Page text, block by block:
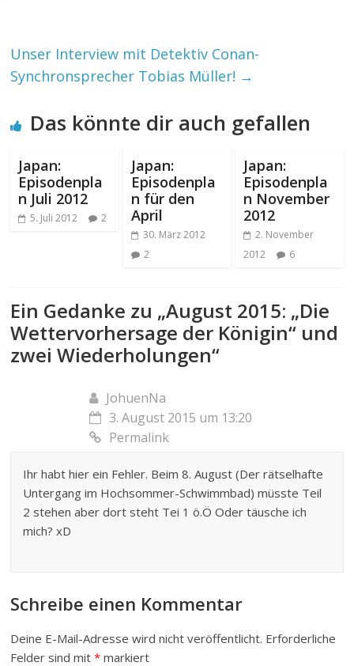
Unser Interview mit Detektiv Conan-
Synchronsprecher Tobias Müller! →
Das könnte dir auch gefallen
Japan:
Episodenpla
n Juli 2012
5. Juli 2012 2
Japan:
Episodenpla
n für den
April
30. März 2012
2
Japan:
Episodenpla
n November
2012
2. November
2012
6
Ein Gedanke zu „August 2015: „Die
Wettervorhersage der Königin“ und
zwei Wiederholungen“
JohuenNa
3. August 2015 um 13:20
Permalink
Ihr habt hier ein Fehler. Beim 8. August (Der rätselhafte
Untergang im Hochsommer-Schwimmbad) müsste Teil
2 stehen aber dort steht Tei 1 ö.Ö Oder täusche ich
mich? xD
Schreibe einen Kommentar
Deine E-Mail-Adresse wird nicht veröffentlicht. Erforderliche
Felder sind mit* markiert